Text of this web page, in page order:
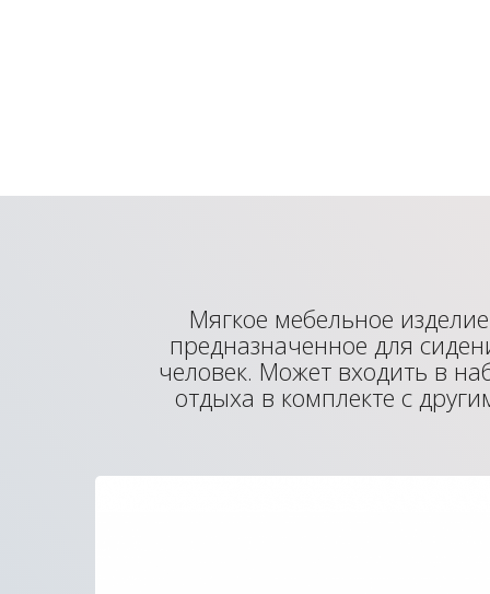
Мягкое мебельное
предназначенное для
человек. Может входить в
отдыха в комплекте с